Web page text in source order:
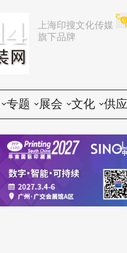
上海印搜文化传媒
旗下品牌
专题
展会
企业
咨询
展会
推荐
中国
东南亚
文化
文化创意
供应
会议
印
印